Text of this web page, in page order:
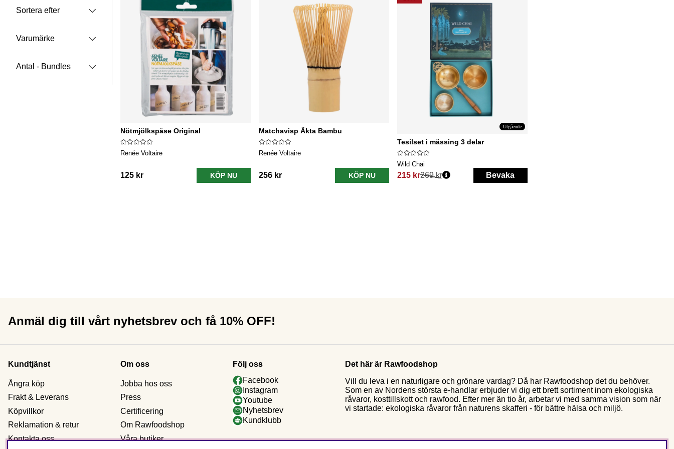
Sortera efter
Varumärke
Antal - Bundles
Nötmjölkspåse Original
Renée Voltaire
125 kr KÖP NU
Matchavisp Äkta Bambu
Renée Voltaire
256 kr KÖP NU
Utgående
Tesilset i mässing 3 delar
Wild Chai
215 kr
Ordinarie pris:
269 kr Bevaka
Anmäl dig till vårt nyhetsbrev och få 10% OFF!
Kundtjänst
Ångra köp
Frakt & Leverans
Köpvillkor
Reklamation & retur
Kontakta oss
Om oss
Jobba hos oss
Press
Certificering
Om Rawfoodshop
Våra butiker
Följ oss
Facebook
Instagram
Youtube
Nyhetsbrev
Kundklubb
Det här är Rawfoodshop
Vill du leva i en naturligare och grönare vardag? Då har Rawfoodshop det du behöver.
Som en av Nordens största e-handlar erbjuder vi dig ett brett sortiment inom ekologiska
råvaror, kosttillskott och rawfood. Efter mer än tio år, arbetar vi med samma vision som när
vi startade: ekologiska råvaror från naturens skafferi - för bättre hälsa och miljö.